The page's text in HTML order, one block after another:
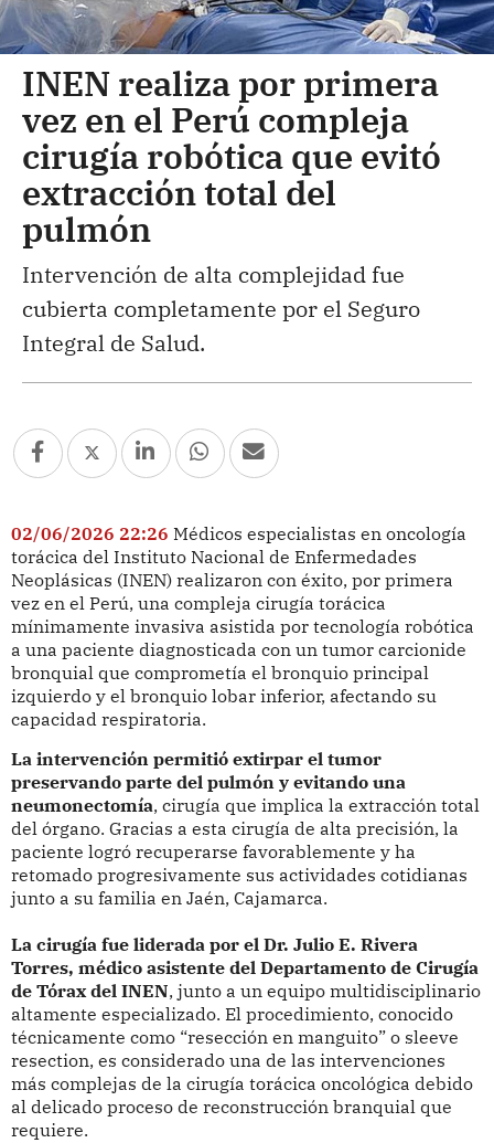
INEN realiza por primera
vez en el Perú compleja
cirugía robótica que evitó
extracción total del
pulmón
Intervención de alta complejidad fue
cubierta completamente por el Seguro
Integral de Salud.
02/06/2026 22:26 Médicos especialistas en oncología
torácica del Instituto Nacional de Enfermedades
Neoplásicas (INEN) realizaron con éxito, por primera
vez en el Perú, una compleja cirugía torácica
mínimamente invasiva asistida por tecnología robótica
a una paciente diagnosticada con un tumor carcionide
bronquial que comprometía el bronquio principal
izquierdo y el bronquio lobar inferior, afectando su
capacidad respiratoria.
La intervención permitió extirpar el tumor
preservando parte del pulmón y evitando una
neumonectomía, cirugía que implica la extracción total
del órgano. Gracias a esta cirugía de alta precisión, la
paciente logró recuperarse favorablemente y ha
retomado progresivamente sus actividades cotidianas
junto a su familia en Jaén, Cajamarca.
La cirugía fue liderada por el Dr. Julio E. Rivera
Torres, médico asistente del Departamento de Cirugía
de Tórax del INEN, junto a un equipo multidisciplinario
altamente especializado. El procedimiento, conocido
técnicamente como “resección en manguito” o sleeve
resection, es considerado una de las intervenciones
más complejas de la cirugía torácica oncológica debido
al delicado proceso de reconstrucción branquial que
requiere.